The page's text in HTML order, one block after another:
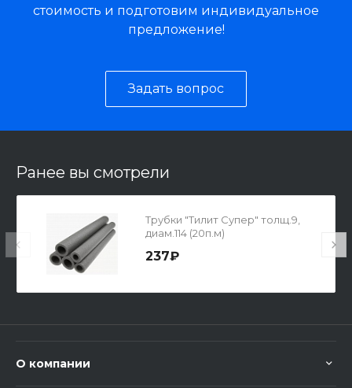
стоимость и подготовим индивидуальное
предложение!
Задать вопрос
Ранее вы смотрели
Трубки "Тилит Супер" толщ.9,
диам.114 (20п.м)
237₽
О компании